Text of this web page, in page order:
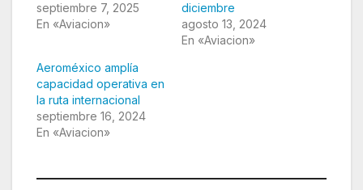
septiembre 7, 2025
En «Aviacion»
diciembre
agosto 13, 2024
En «Aviacion»
Aeroméxico amplía
capacidad operativa en
la ruta internacional
septiembre 16, 2024
En «Aviacion»